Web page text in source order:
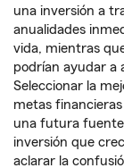
una inversión a
anualidades
vida, mientras
podrían ayudar a
Seleccionar la
metas
una futura fuente
inversión que
aclarar la